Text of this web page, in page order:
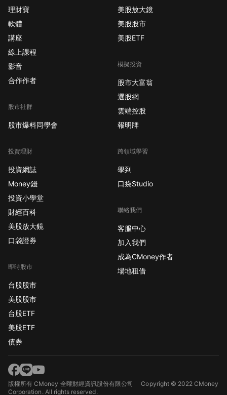
理財寶
軟體
講座
線上課程
影音
合作作者
股市社群
股市爆料同學會
投資理財
投資網誌
Money錢
投資小學堂
財經百科
美股放大鏡
口袋證券
即時股市
台股股市
美股股市
台股ETF
美股ETF
債券
美股放大鏡
美股股市
美股ETF
模擬投資
股市大富翁
選股網
雲端控股
報明牌
跨領域學習
學到
口袋Studio
聯絡我們
客服中心
加入我們
成為CMoney作者
場地租借
版權所有 CMoney 全曜財經資訊股份有限公司Copyright © 2022 CMoney
Corporation. All rights reserved.